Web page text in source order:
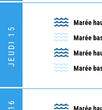
JEUDI 15
Marée
Marée
Marée
Marée